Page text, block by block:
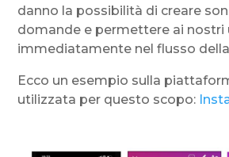
danno la possibilità di creare
domande e permettere ai nostri
immediatamente nel flusso
Ecco un esempio sulla
utilizzata per questo scopo: